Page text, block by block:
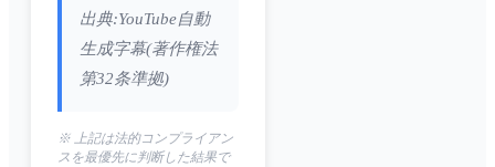
出典:YouTube自動
生成字幕(著作権法
第32条準拠)
※ 上記は法的コンプライアン
スを最優先に判断した結果で